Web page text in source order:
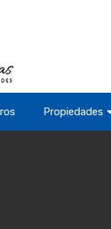
Propiedades